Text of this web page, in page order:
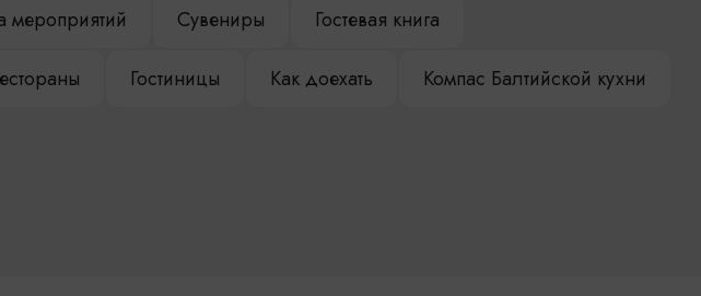
Сувениры Гостевая книга
Гостиницы Как доехать Компас Балтийской кухни